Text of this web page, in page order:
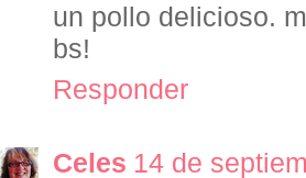
un pollo delicioso.
bs!
Responder
Celes 14 de